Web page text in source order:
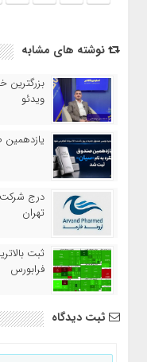
نوشته های مشابه
بزرگترین
ویدئو
یازدهمین
درج شرکت
تهران
فرابورس
ثبت دیدگاه